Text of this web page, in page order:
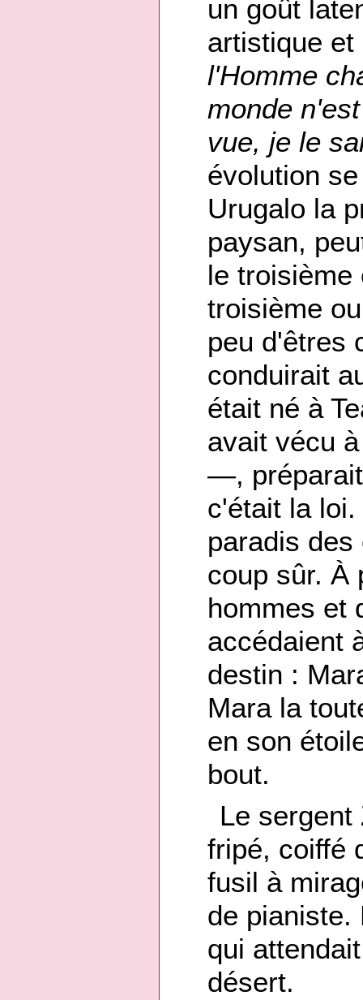
un goût
artistique
l'Homme
monde
vue, je le
évolution
Urugalo la
paysan,
le troisième
troisième
peu d'êtres
conduirait
était né à
avait vécu
—, préparait
c'était la
paradis
coup sûr. À
hommes et
accédaient
destin :
Mara la
en son
bout.
Le sergent
fripé, coiffé
fusil à
de pianiste.
qui
désert.